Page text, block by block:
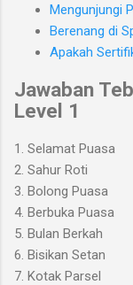
Mengunjungi
Berenang di
Apakah
Jawaban
Level 1
1. Selamat Puasa
2. Sahur Roti
3. Bolong Puasa
4. Berbuka Puasa
5. Bulan Berkah
6. Bisikan Setan
7. Kotak Parsel